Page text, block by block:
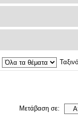
Μετάβαση σε: